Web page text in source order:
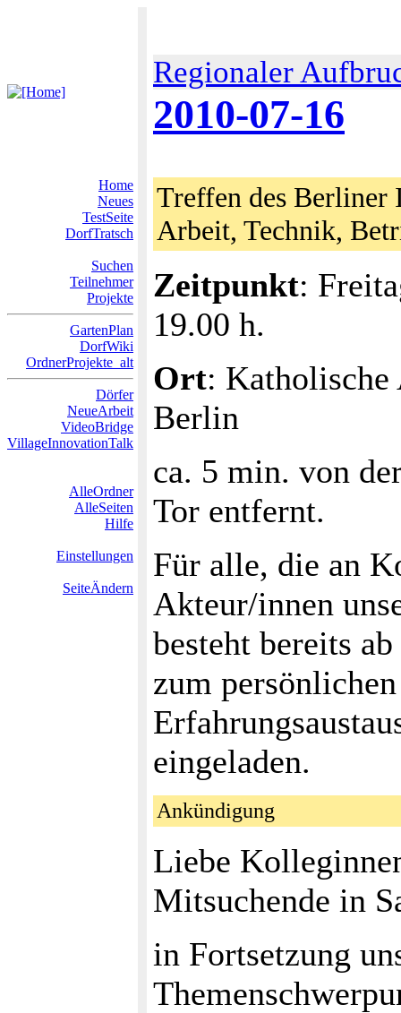
Regionaler
2010-07-16
Home
Neues
TestSeite
DorfTratsch
Suchen
Teilnehmer
Projekte
GartenPlan
DorfWiki
OrdnerProjekte_alt
Dörfer
NeueArbeit
VideoBridge
VillageInnovationTalk
AlleOrdner
AlleSeiten
Hilfe
Einstellungen
SeiteÄndern
Treffen des Berliner
Arbeit, Technik,
Zeitpunkt:
19.00 h.
Ort: Katholische
Berlin
ca. 5 min. von
Tor entfernt.
Für alle, die an
Akteur/innen
besteht bereits
zum
eingeladen.
Ankündigung
Liebe
Mitsuchende in
in Fortsetzung